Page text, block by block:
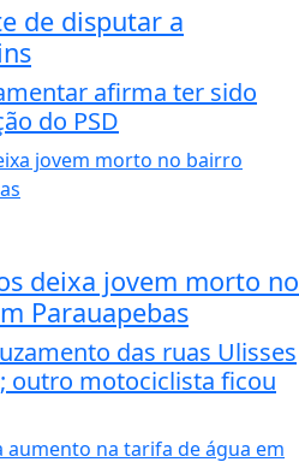
de disputar a
afirma ter sido
do PSD
deixa jovem morto no
Parauapebas
das ruas Ulisses
outro motociclista ficou